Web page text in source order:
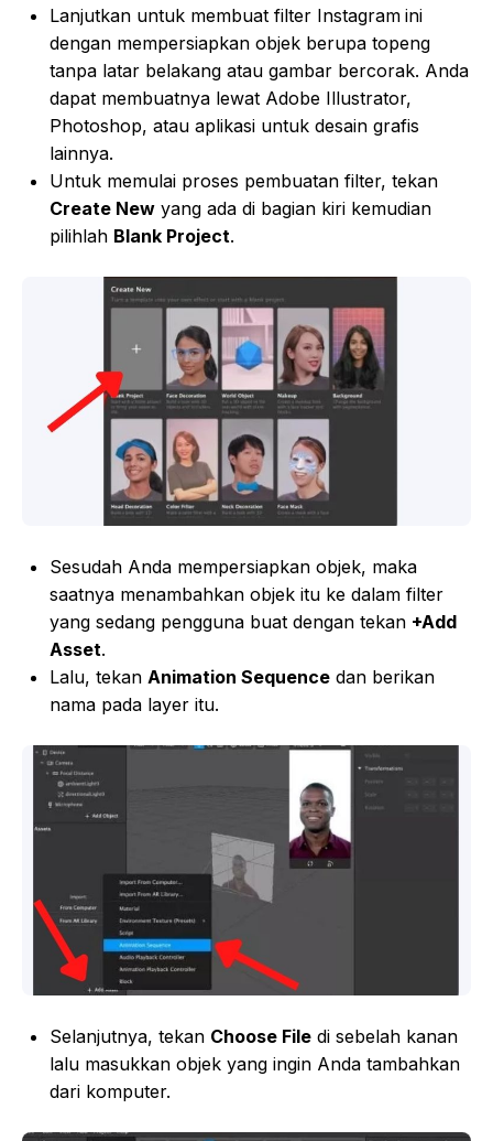
Lanjutkan untuk membuat filter Instagram ini
dengan mempersiapkan objek berupa topeng
tanpa latar belakang atau gambar bercorak. Anda
dapat membuatnya lewat Adobe Illustrator,
Photoshop, atau aplikasi untuk desain grafis
lainnya.
Untuk memulai proses pembuatan filter, tekan
Create New yang ada di bagian kiri kemudian
pilihlah Blank Project.
Sesudah Anda mempersiapkan objek, maka
saatnya menambahkan objek itu ke dalam filter
yang sedang pengguna buat dengan tekan +Add
Asset.
Lalu, tekan Animation Sequence dan berikan
nama pada layer itu.
Selanjutnya, tekan Choose File di sebelah kanan
lalu masukkan objek yang ingin Anda tambahkan
dari komputer.